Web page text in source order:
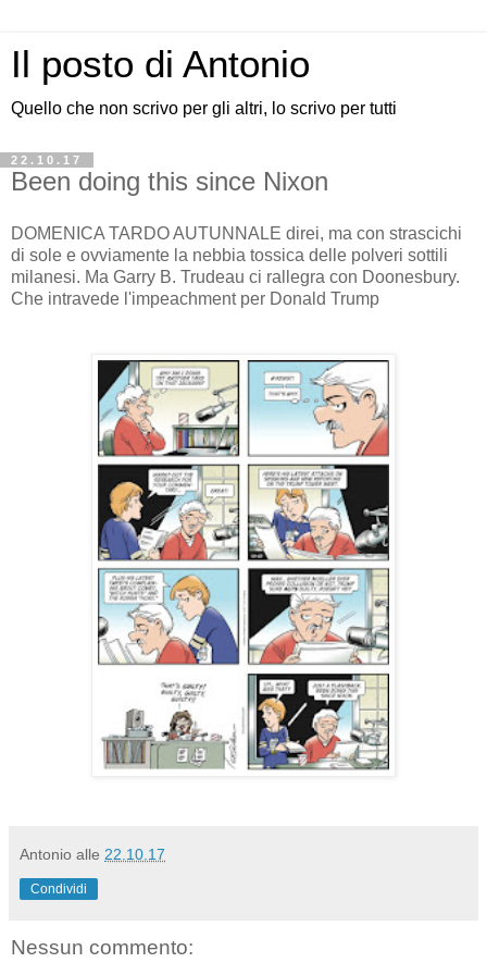
Il posto di Antonio
Quello che non scrivo per gli altri, lo scrivo per tutti
22.10.17
Been doing this since Nixon
DOMENICA TARDO AUTUNNALE direi, ma con strascichi
di sole e ovviamente la nebbia tossica delle polveri sottili
milanesi. Ma Garry B. Trudeau ci rallegra con Doonesbury.
Che intravede l'impeachment per Donald Trump
Antonio alle 22.10.17
Condividi
Nessun commento: